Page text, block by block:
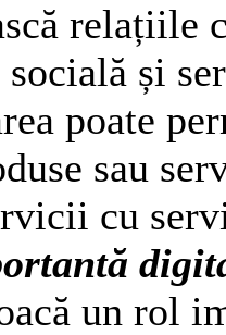
socială și
poate
sau
cu
un rol